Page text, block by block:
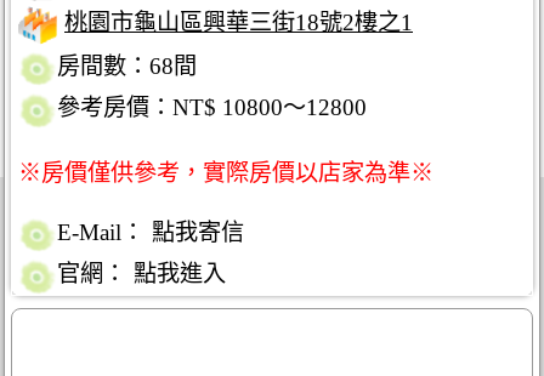
桃園市龜山區興華三街18號2樓之1
房間數：68間
參考房價：NT$ 10800～12800
※房價僅供參考，實際房價以店家為準※
E-Mail：
點我寄信
官網：
點我進入